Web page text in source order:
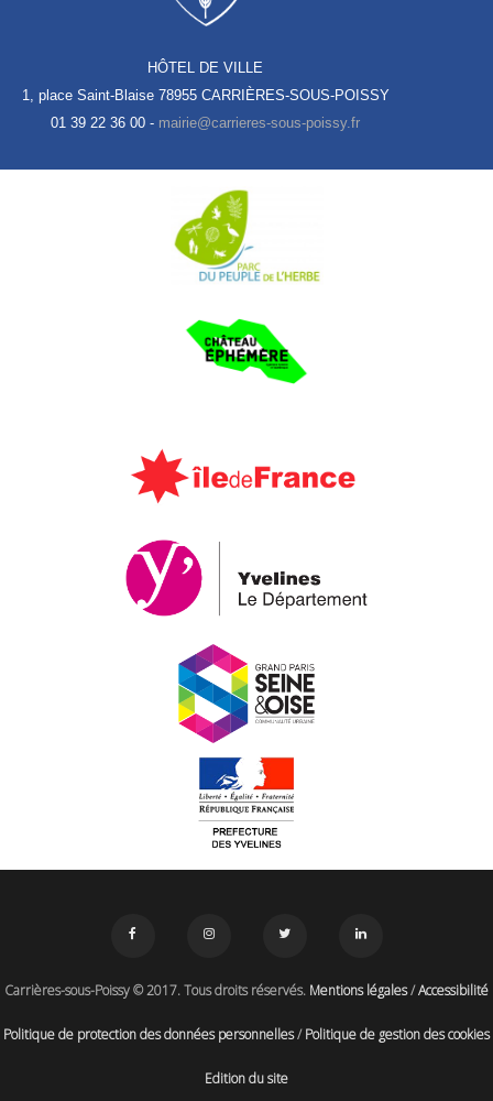
HÔTEL DE VILLE
1, place Saint-Blaise 78955 CARRIÈRES-SOUS-POISSY
01 39 22 36 00 -
Carrières-sous-Poissy © 2017. Tous droits réservés. Mentions légales/Accessibilité
Politique de protection des données personnelles/Politique de gestion des cookies
Edition du site